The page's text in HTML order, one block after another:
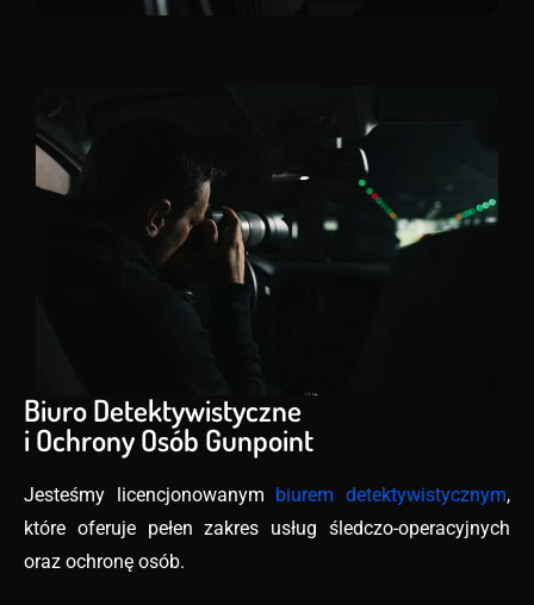
Biuro Detektywistyczne
i Ochrony Osób Gunpoint
Jesteśmy licencjonowanym biurem detektywistycznym,
które oferuje pełen zakres usług śledczo-operacyjnych
oraz ochronę osób.